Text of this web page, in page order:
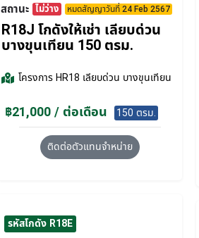
สถานะ ไม่ว่าง หมดสัญญาวันที่ 24 Feb 2567
R18J โกดังให้เช่า เลียบด่วน
บางขุนเทียน 150 ตรม.
โครงการHR18 เลียบด่วน บางขุนเทียน
฿21,000 / ต่อเดือน 150 ตรม.
ติดต่อตัวแทนจำหน่าย
รหัสโกดัง R18E